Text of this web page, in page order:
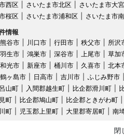
西区
さいたま市北区 さいたま市大
桜区
さいたま市浦和区 さいたま市
情報
熊谷市 川口市 行田市 秩父市 所沢
羽生市 鴻巣市 深谷市 上尾市 草加
和光市 新座市 桶川市 久喜市 北本
鶴ヶ島市 日高市 吉川市 ふじみ野市
山町
入間郡越生町 比企郡滑川町
町
比企郡鳩山町 比企郡ときがわ町
町
児玉郡上里町 大里郡寄居町 南
閉